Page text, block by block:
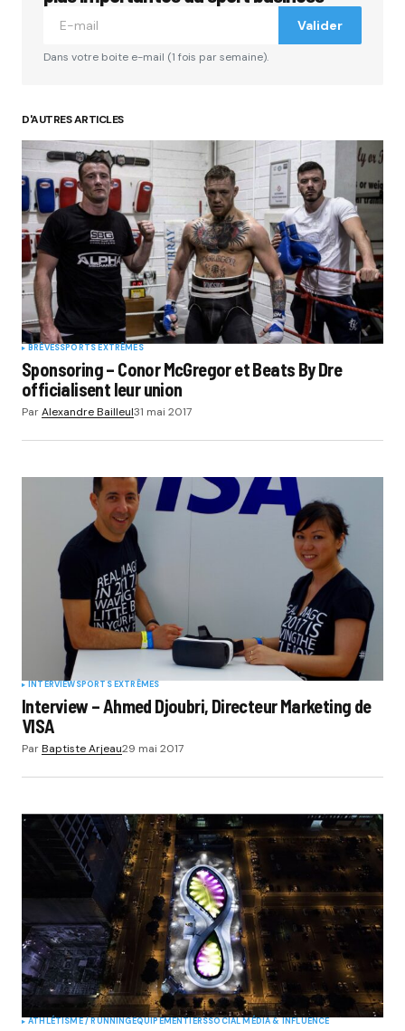
Valider
Dans votre boite e-mail (1 fois par semaine).
D'AUTRES ARTICLES
BRÈVESSPORTS EXTRÊMES
Sponsoring – Conor McGregor et Beats By Dre
officialisent leur union
ParAlexandre Bailleul31 mai 2017
INTERVIEWSPORTS EXTRÊMES
Interview – Ahmed Djoubri, Directeur Marketing de
VISA
ParBaptiste Arjeau29 mai 2017
ATHLÉTISME / RUNNINGEQUIPEMENTIERSSOCIAL MÉDIA & INFLUENCE